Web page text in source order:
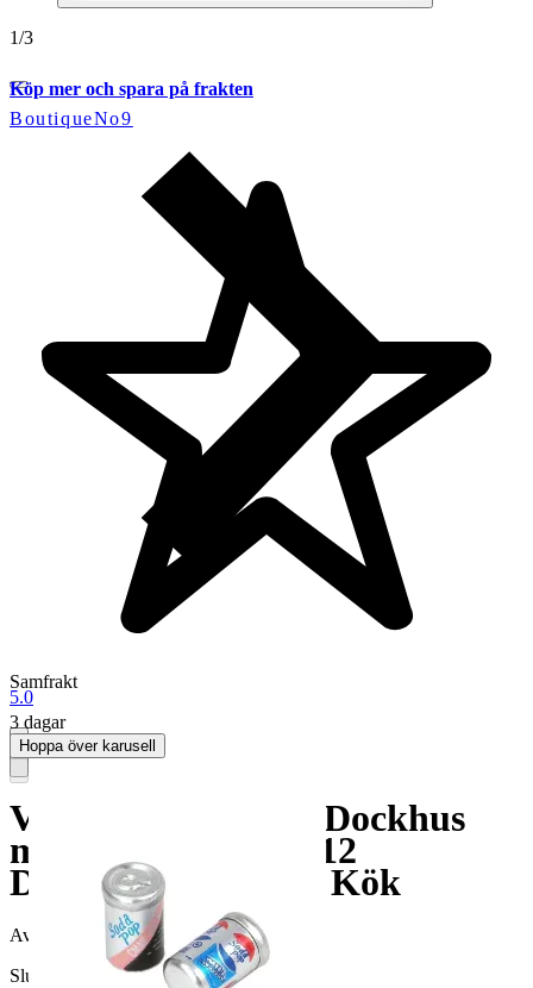
1/3
BoutiqueNo9
5.0
Väggklocka Oktav Dockhus
miniatyrer skala 1:12
Dockskåp miniatyr Kök
Avslutad
18 maj 20:18
Slutpris
Köp mer och spara på frakten
Samfrakt
3 dagar
Hoppa över karusell